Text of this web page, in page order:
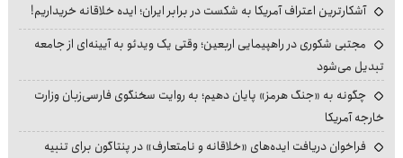
آشکارترین اعتراف آمریکا به شکست در برابر ایران؛ ایده خلاقانه خریداریم!
مجتبی شکوری در راهپیمایی اربعین؛ وقتی یک ویدئو به آیینه‌ای از جامعه
تبدیل می‌شود
چگونه به «جنگ هرمز» پایان دهیم؛ به روایت سخنگوی فارسی‌زبان وزارت
خارجه آمریکا
فراخوان دریافت ایده‌های «خلاقانه و نامتعارف» در پنتاگون برای تنبیه